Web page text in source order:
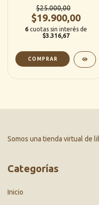
$25.000,00
$19.900,00
6 cuotas sin interés de
$3.316,67
Somos una tienda virtual de
Categorías
Inicio